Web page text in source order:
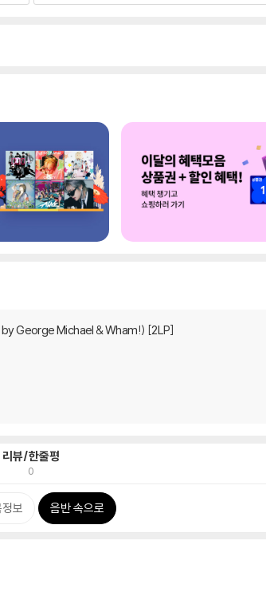
by George Michael & Wham!) [2LP]
리뷰/한줄평
0
보 음반 속으로